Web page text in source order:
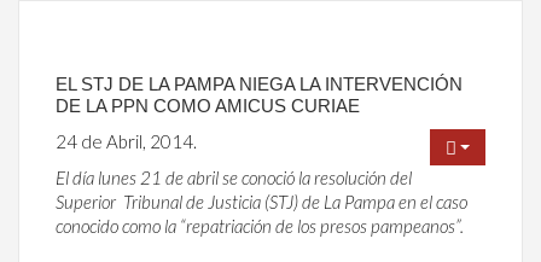
EL STJ DE LA PAMPA NIEGA LA INTERVENCIÓN
DE LA PPN COMO AMICUS CURIAE
24 de Abril, 2014.
El día lunes 21 de abril se conoció la resolución del
Superior Tribunal de Justicia (STJ) de La Pampa en el caso
conocido como la “repatriación de los presos pampeanos”.